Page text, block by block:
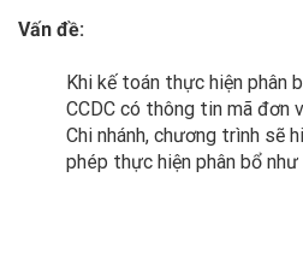
Vấn đề:
Khi kế toán thực hiện phân
CCDC có thông tin mã đơn
Chi nhánh, chương trình sẽ
phép thực hiện phân bổ như